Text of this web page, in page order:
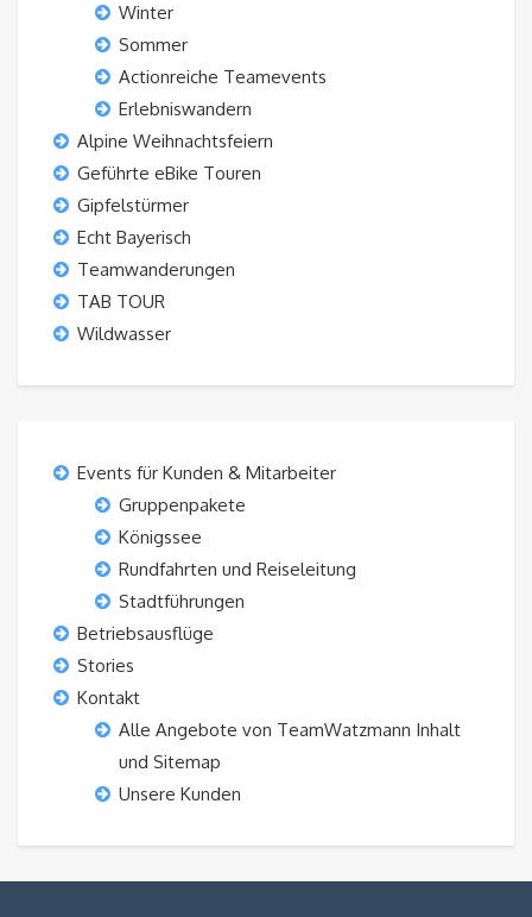
Winter
Sommer
Actionreiche Teamevents
Erlebniswandern
Alpine Weihnachtsfeiern
Geführte eBike Touren
Gipfelstürmer
Echt Bayerisch
Teamwanderungen
TAB TOUR
Wildwasser
Events für Kunden & Mitarbeiter
Gruppenpakete
Königssee
Rundfahrten und Reiseleitung
Stadtführungen
Betriebsausflüge
Stories
Kontakt
Alle Angebote von TeamWatzmann Inhalt
und Sitemap
Unsere Kunden